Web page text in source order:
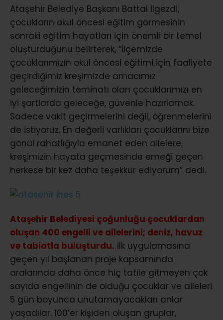
Ataşehir Belediye Başkanı Battal İlgezdi,
çocukların okul öncesi eğitim görmesinin
sonraki eğitim hayatları için önemli bir temel
oluşturduğunu belirterek, “İlçemizde
çocuklarımızın okul öncesi eğitimi için faaliyete
geçirdiğimiz kreşimizde amacımız
geleceğimizin teminatı olan çocuklarımızı en
iyi şartlarda geleceğe, güvenle hazırlamak.
Sadece vakit geçirmelerini değil, öğrenmelerini
de istiyoruz. En değerli varlıkları çocuklarını bize
gönül rahatlığıyla emanet eden ailelere,
kreşimizin hayata geçmesinde emeği geçen
herkese bir kez daha teşekkür ediyorum” dedi.
Ataşehir Belediyesi çoğunluğu çocuklardan
oluşan 400 engelli ve ailelerini; deniz, havuz
ve tabiatla buluşturdu. İlk uygulamasına
geçen yıl başlanan proje kapsamında
aralarında daha önce hiç tatile gitmeyen çok
sayıda engellinin de olduğu çocuklar ve aileleri
5 gün boyunca unutamayacakları anlar
yaşadılar. 100’er kişiden oluşan gruplar,